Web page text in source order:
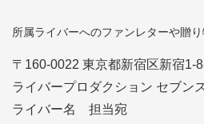
所属ライバーへのファンレターや贈
〒160-0022 東京都新宿区新宿1-
ライバープロダクション セブン
ライバー名 担当宛